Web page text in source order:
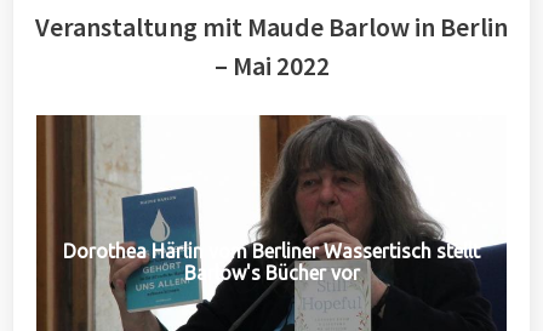
Veranstaltung mit Maude Barlow in Berlin
– Mai 2022
Dorothea Härlin vom Berliner Wassertisch stellt
Barlow's Bücher vor